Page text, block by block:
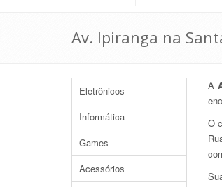
Av. Ipiranga na
Eletrônicos
Informática
Games
Acessórios
A
O